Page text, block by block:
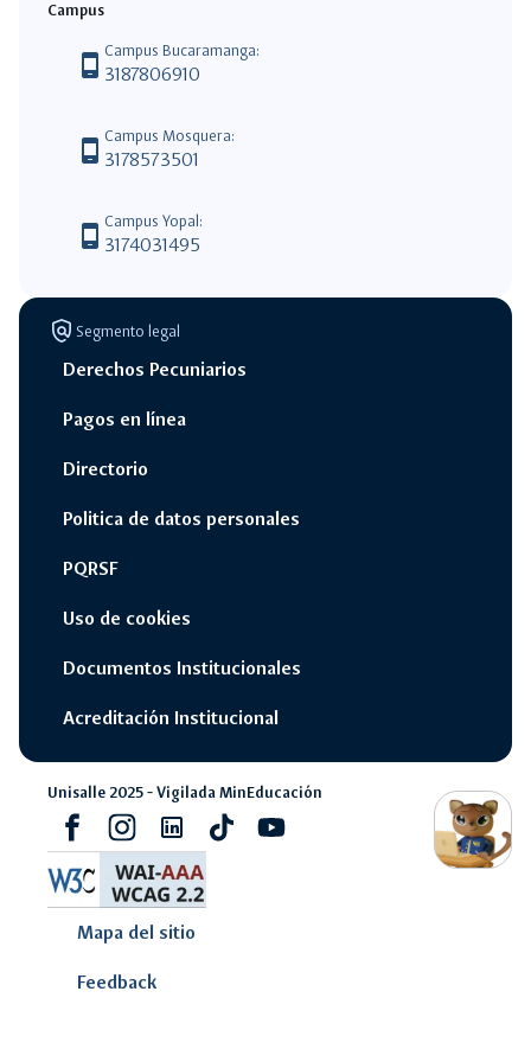
switch_access_shortcut Opciones Rápidas close
navigate_next
rápidas
Campus
phone_android Campus Bucaramanga:
3187806910
phone_android Campus Mosquera:
3178573501
phone_android Campus Yopal:
3174031495
policy Segmento legal
Derechos Pecuniarios
Pagos en línea
Directorio
Politica de datos personales
PQRSF
Uso de cookies
Documentos Institucionales
Acreditación Institucional
Unisalle 2025 - Vigilada MinEducación
FacebookInstagramLinkedinTiktokyoutube
Mapa del sitio
Feedback